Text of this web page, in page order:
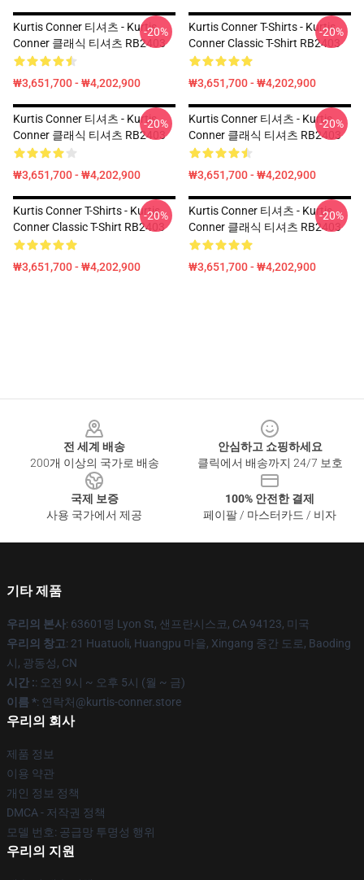
Kurtis Conner 티셔츠 - Kurtis
Conner 클래식 티셔츠 RB2403
₩3,651,700 - ₩4,202,900
-20%
Kurtis Conner T-Shirts - Kurtis
Conner Classic T-Shirt RB2403
₩3,651,700 - ₩4,202,900
-20%
Kurtis Conner 티셔츠 - Kurtis
Conner 클래식 티셔츠 RB2403
₩3,651,700 - ₩4,202,900
-20%
Kurtis Conner 티셔츠 - Kurtis
Conner 클래식 티셔츠 RB2403
₩3,651,700 - ₩4,202,900
-20%
Kurtis Conner T-Shirts - Kurtis
Conner Classic T-Shirt RB2403
₩3,651,700 - ₩4,202,900
-20%
Kurtis Conner 티셔츠 - Kurtis
Conner 클래식 티셔츠 RB2403
₩3,651,700 - ₩4,202,900
-20%
전 세계 배송
200개 이상의 국가로 배송
안심하고 쇼핑하세요
클릭에서 배송까지 24/7 보호
국제 보증
사용 국가에서 제공
100% 안전한 결제
페이팔 / 마스터카드 / 비자
기타 제품
우리의 본사: 63601명 Lyon St, 샌프란시스코, CA 94123, 미국
우리의 창고: 21 Huatuoli, Huangpu 마을, Xingang 중간 도로, Baoding
시, 광동성, CN
시간 :: 오전 9시 ~ 오후 5시 (월 ~ 금)
이름 *: 연락처@kurtis-conner.store
우리의 회사
제품 정보
이용 약관
개인 정보 정책
DMCA - 저작권 정책
모델 번호: 공급망 투명성 행위
우리의 지원